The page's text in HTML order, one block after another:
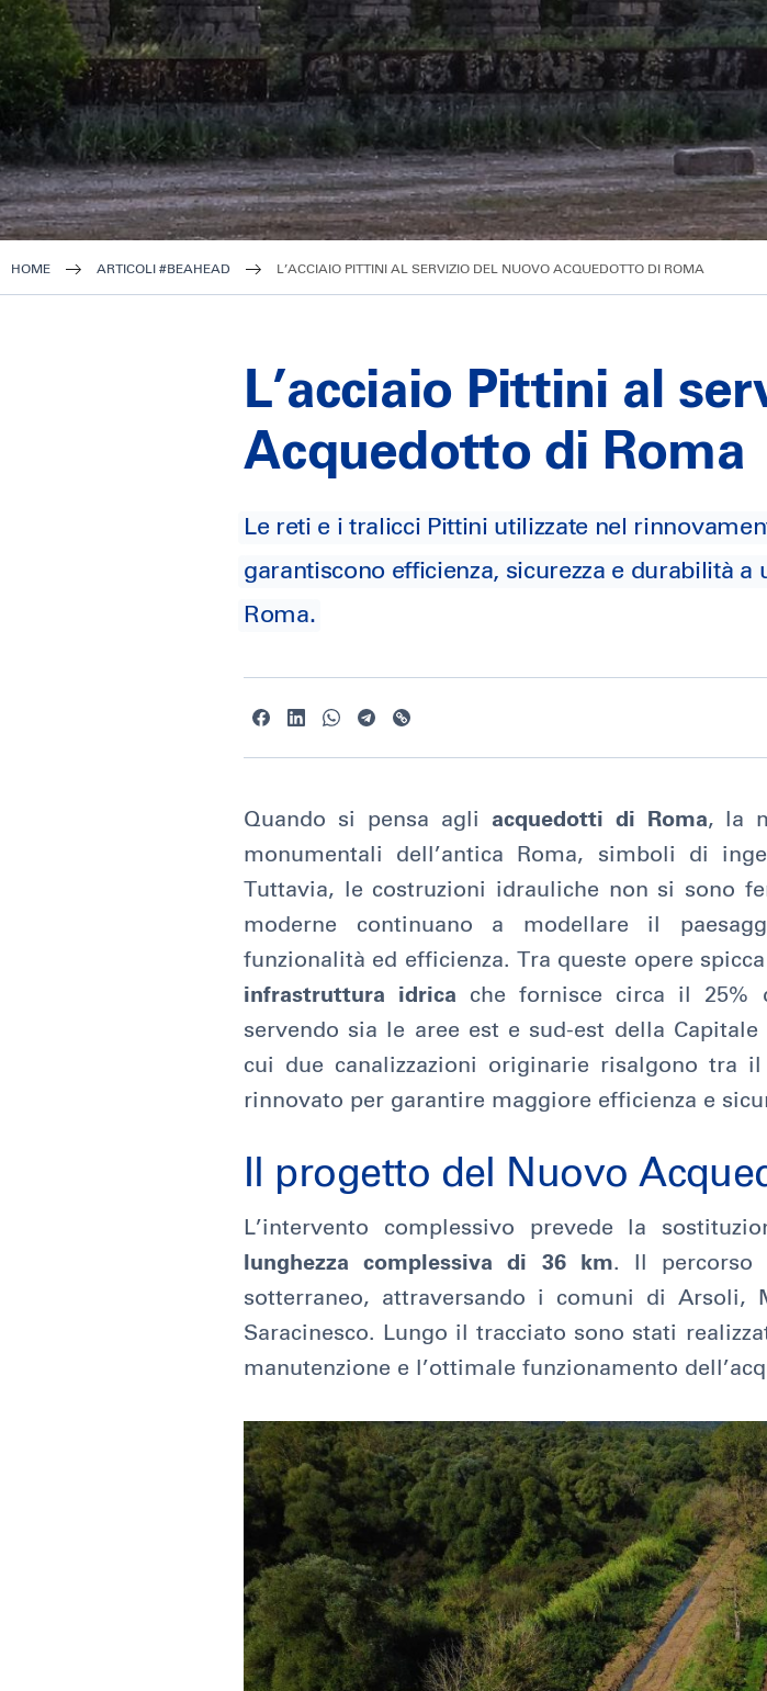
HOME ARTICOLI #BEAHEAD L’ACCIAIO PITTINI AL SERVIZIO DEL NUOVO ACQUEDOTTO DI ROMA
L’acciaio Pittini al
Acquedotto di Roma
Le reti e i tralicci Pittini utilizzate nel
garantiscono efficienza, sicurezza e durabilità
Roma.
Quando si pensa agli acquedotti di Roma, la
monumentali dell’antica Roma, simboli di
Tuttavia, le costruzioni idrauliche non si sono
moderne continuano a modellare il
funzionalità ed efficienza. Tra queste opere
infrastruttura idrica che fornisce circa il 25%
servendo sia le aree est e sud-est della
cui due canalizzazioni originarie risalgono tra
rinnovato per garantire maggiore efficienza e
Il progetto del Nuovo
L’intervento complessivo prevede la
lunghezza complessiva di 36 km. Il percorso
sotterraneo, attraversando i comuni di Arsoli,
Saracinesco. Lungo il tracciato sono stati
manutenzione e l’ottimale funzionamento